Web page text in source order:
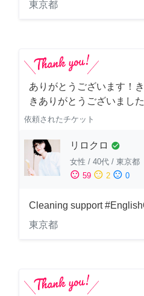
東京都
ありがとうございます！
きありがとうございまし
依頼されたチケット
リロクロ check_circle
女性 / 40代 / 東京都
sentiment_satisfied 59 sentiment_neutral 2 sentiment_dissatisfied 0
Cleaning support
東京都